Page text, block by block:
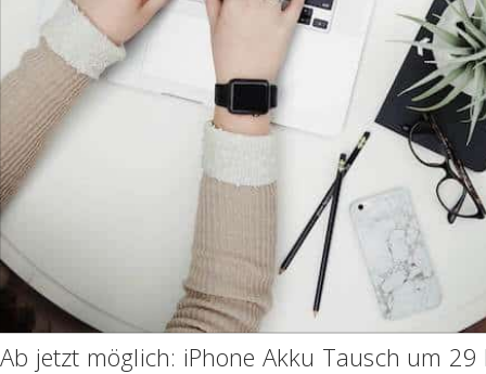
Ab jetzt möglich: iPhone Akku Tausch um 29